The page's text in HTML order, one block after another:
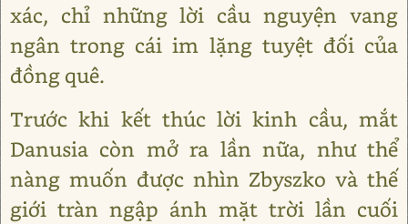
xác, chỉ những lời cầu nguyện vang
ngân trong cái im lặng tuyệt đối của
đồng quê.
Trước khi kết thúc lời kinh cầu, mắt
Danusia còn mở ra lần nữa, như thể
nàng muốn được nhìn Zbyszko và thế
giới tràn ngập ánh mặt trời lần cuối